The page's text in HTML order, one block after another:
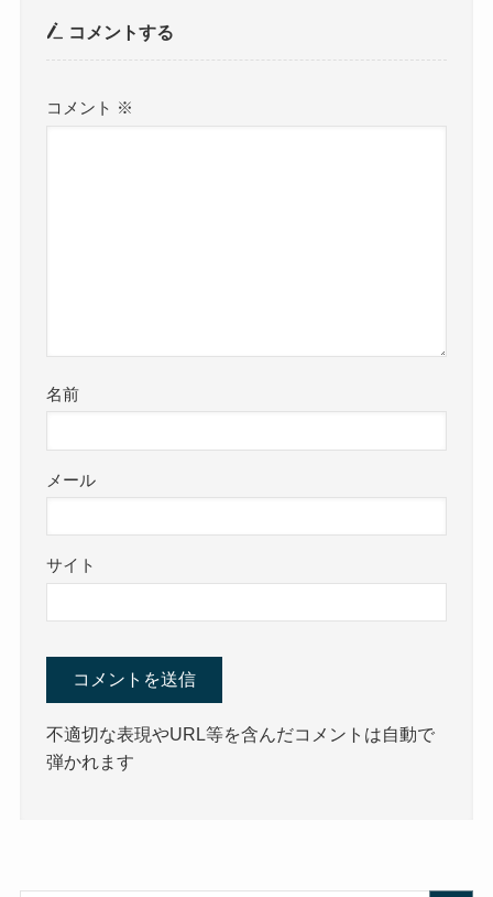
コメントする
コメント ※
名前
メール
サイト
不適切な表現やURL等を含んだコメントは自動で
弾かれます